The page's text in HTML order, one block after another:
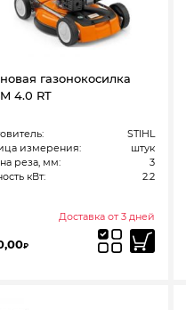
газонокосилка
4.0 RT
STIHL
измерения:
штук
реза, мм:
3
кВт:
2.2
Доставка от 3 дней
₽